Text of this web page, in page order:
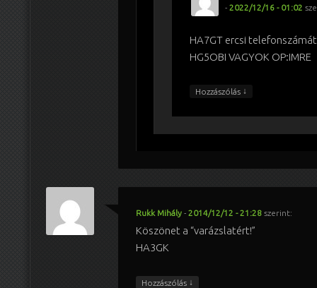
- 2022/12/16 - 01:02
HA7GT ercsi
HG5OBI VAGYOK OP:IMRE
Hozzászólás ↓
Rukk Mihály- 2014/12/12 - 21:28 szerint:
Köszönet a “varázslatért!”
HA3GK
Hozzászólás ↓